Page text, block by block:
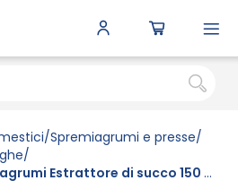
Spremiagrumi e presse
Severin ES 3571 spremiagrumi Estrattore di succo 150 W Nero, Grigio, Metallico, Acciaio inox